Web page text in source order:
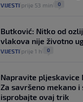
VIJESTI prije 53 min 0
Butković: Nitko od
vlakova nije životno
VIJESTI prije 1 h 0
Napravite pljeskavice
Za savršeno mekano i
isprobajte ovaj trik